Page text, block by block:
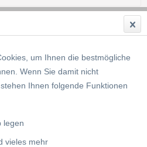
um Ihnen die bestmögliche
Wenn Sie damit nicht
Ihnen folgende Funktionen
legen
vieles mehr